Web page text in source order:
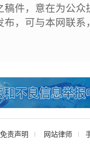
件，意在为公
，可与本网联
免责声明 网站律师